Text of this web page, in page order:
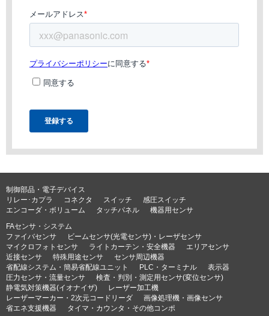
制御部品・電子デバイス
リレー･カプラ
コネクタ スイッチ
感圧スイッチ
エンコーダ・ボリューム
タッチパネル
機器用センサ
FAセンサ・システム
ファイバセンサ
ビームセンサ(光電センサ)・レーザセンサ
マイクロフォトセンサ
ライトカーテン・安全機器
エリアセンサ
近接センサ
特殊用途センサ
センサ周辺機器
省配線システム・簡易省配線ユニット
PLC・ターミナル
表示器
圧力センサ・流量センサ
検査・判別・測定用センサ(変位センサ)
静電気対策機器(イオナイザ)
レーザー加工機
レーザーマーカー・2次元コードリーダ
画像処理機・画像センサ
省エネ支援機器
タイマ・カウンタ・その他コンポ